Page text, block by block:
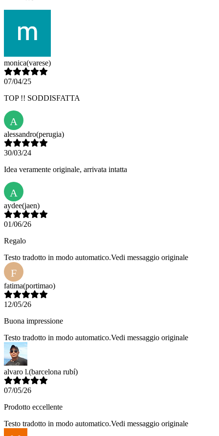
monica(varese)
07/04/25
TOP !! SODDISFATTA
A
alessandro(perugia)
30/03/24
Idea veramente originale, arrivata intatta
A
aydee(jaen)
01/06/26
Regalo
Testo tradotto in modo automatico.Vedi messaggio originale
F
fatima(portimao)
12/05/26
Buona impressione
Testo tradotto in modo automatico.Vedi messaggio originale
alvaro l.(barcelona rubí)
07/05/26
Prodotto eccellente
Testo tradotto in modo automatico.Vedi messaggio originale